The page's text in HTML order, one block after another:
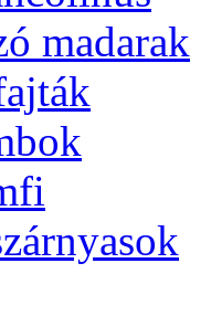
madarak